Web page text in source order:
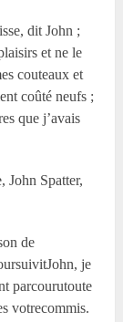
dit John ;
et ne le
couteaux et
coûté neufs ;
que j’avais
John Spatter,
de
je
parcourutoute
votrecommis.